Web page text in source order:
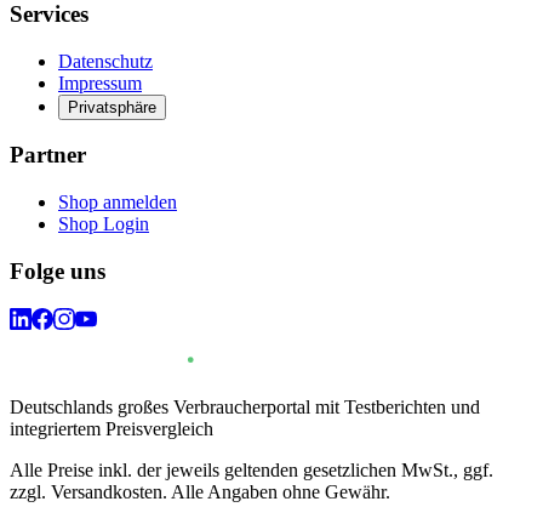
Services
Datenschutz
Impressum
Privatsphäre
Partner
Shop anmelden
Shop Login
Folge uns
Deutschlands großes Verbraucherportal mit Testberichten und
integriertem Preisvergleich
Alle Preise inkl. der jeweils geltenden gesetzlichen MwSt., ggf.
zzgl. Versandkosten. Alle Angaben ohne Gewähr.